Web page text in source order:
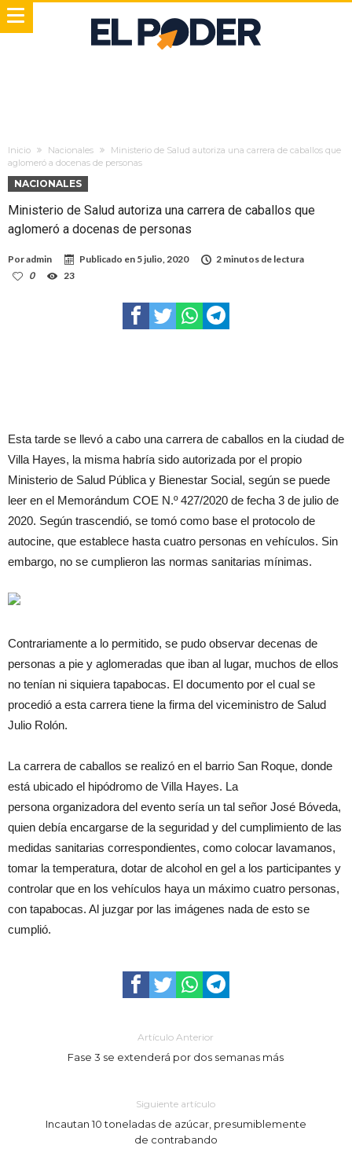
Inicio Nacionales
Ministerio de Salud autoriza una carrera de caballos que
aglomeró a docenas de personas
NACIONALES
Ministerio de Salud autoriza una carrera de caballos que
aglomeró a docenas de personas
Poradmin Publicado en 5 julio, 2020
2 minutos de lectura
0
23
Esta tarde se llevó a cabo una carrera de caballos en la ciudad de
Villa Hayes, la misma habría sido autorizada por el propio
Ministerio de Salud Pública y Bienestar Social, según se puede
leer en el Memorándum COE N.º 427/2020 de fecha 3 de julio de
2020. Según trascendió, se tomó como base el protocolo de
autocine, que establece hasta cuatro personas en vehículos. Sin
embargo, no se cumplieron las normas sanitarias mínimas.
Contrariamente a lo permitido, se pudo observar decenas de
personas a pie y aglomeradas que iban al lugar, muchos de ellos
no tenían ni siquiera tapabocas. El documento por el cual se
procedió a esta carrera tiene la firma del viceministro de Salud
Julio Rolón.
La carrera de caballos se realizó en el barrio San Roque, donde
está ubicado el hipódromo de Villa Hayes. La
persona organizadora del evento sería un tal señor José Bóveda,
quien debía encargarse de la seguridad y del cumplimiento de las
medidas sanitarias correspondientes, como colocar lavamanos,
tomar la temperatura, dotar de alcohol en gel a los participantes y
controlar que en los vehículos haya un máximo cuatro personas,
con tapabocas. Al juzgar por las imágenes nada de esto se
cumplió.
Artículo Anterior
Fase 3 se extenderá por dos semanas más
Siguiente artículo
Incautan 10 toneladas de azúcar, presumiblemente
de contrabando